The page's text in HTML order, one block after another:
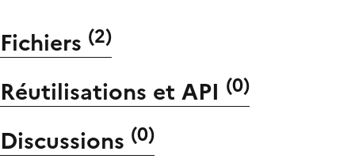
Fichiers (2)
Réutilisations et API (0)
Discussions (0)